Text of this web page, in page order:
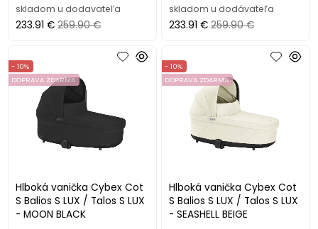
skladom u dodavateľa
233.91 € 259.90 €
skladom u dodávateľa
233.91 € 259.90 €
Hlboká vanička Cybex Cot
S Balios S LUX / Talos S LUX
- MOON BLACK
- 10%
DOPRAVA ZDARMA
Hlboká vanička Cybex Cot
S Balios S LUX / Talos S LUX
- SEASHELL BEIGE
- 10%
DOPRAVA ZDARMA